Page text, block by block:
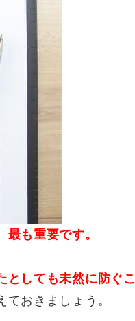
も重要です。
としても未然に防ぐこ
おきましょう。